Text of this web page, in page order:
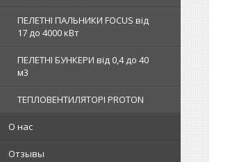
ПЕЛЕТНІ ПАЛЬНИКИ FOCUS від
17 до 4000 кВт
ПЕЛЕТНІ БУНКЕРИ від 0,4 до 40
м3
ТЕПЛОВЕНТИЛЯТОРІ PROTON
О нас
Отзывы